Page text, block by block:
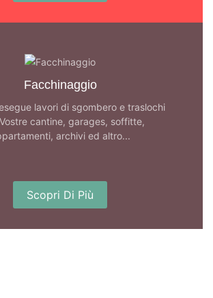
Facchinaggio
lavori di sgombero e traslochi
cantine, garages, soffitte,
archivi ed altro...
Scopri Di Più